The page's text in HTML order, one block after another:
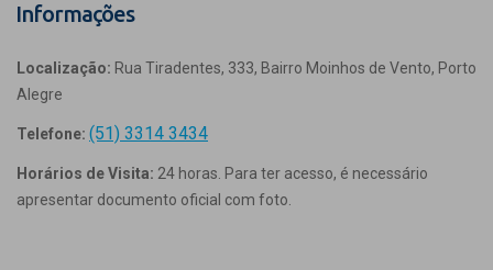
Informações
Localização: Rua Tiradentes, 333, Bairro Moinhos de Vento, Porto
Alegre
Telefone: (51) 3314 3434
Horários de Visita: 24 horas. Para ter acesso, é necessário
apresentar documento oficial com foto.